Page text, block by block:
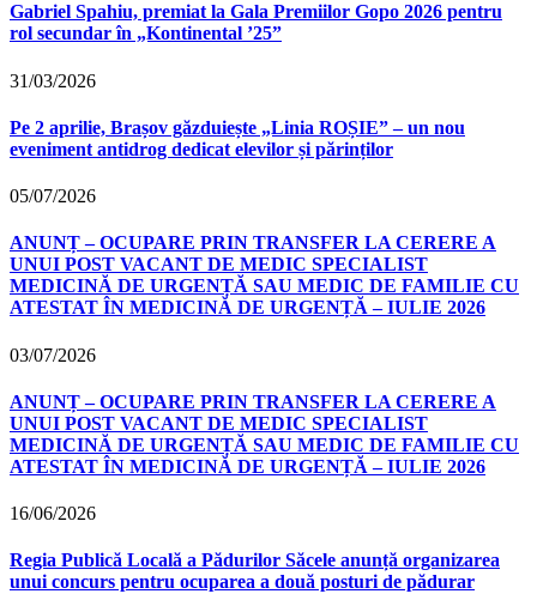
Gabriel Spahiu, premiat la Gala Premiilor Gopo 2026 pentru
rol secundar în „Kontinental ’25”
31/03/2026
Pe 2 aprilie, Brașov găzduiește „Linia ROȘIE” – un nou
eveniment antidrog dedicat elevilor și părinților
05/07/2026
ANUNȚ – OCUPARE PRIN TRANSFER LA CERERE A
UNUI POST VACANT DE MEDIC SPECIALIST
MEDICINĂ DE URGENȚĂ SAU MEDIC DE FAMILIE CU
ATESTAT ÎN MEDICINĂ DE URGENȚĂ – IULIE 2026
03/07/2026
ANUNȚ – OCUPARE PRIN TRANSFER LA CERERE A
UNUI POST VACANT DE MEDIC SPECIALIST
MEDICINĂ DE URGENȚĂ SAU MEDIC DE FAMILIE CU
ATESTAT ÎN MEDICINĂ DE URGENȚĂ – IULIE 2026
16/06/2026
Regia Publică Locală a Pădurilor Săcele anunță organizarea
unui concurs pentru ocuparea a două posturi de pădurar